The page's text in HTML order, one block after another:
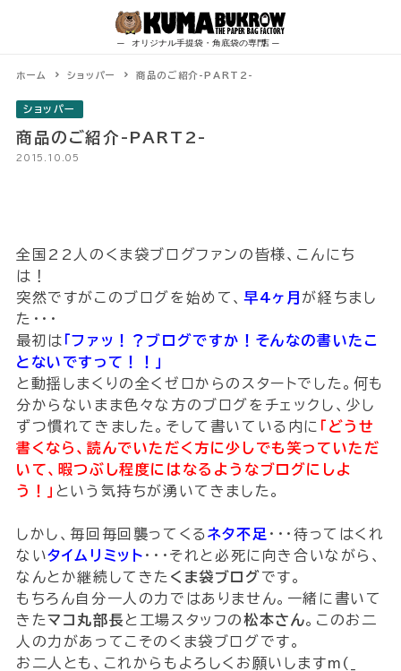
ホーム ショッパー 商品のご紹介-PART2-
ショッパー
商品のご紹介-PART2-
2015.10.05
全国22人のくま袋ブログファンの皆様、こんにち
は！
突然ですがこのブログを始めて、 早4ヶ月 が経ちまし
た・・・
最初は
｢ファッ！？ブログですか！そんなの書いたこ
とないですって！！｣
と動揺しまくりの全くゼロからのスタートでした。何も
分からないまま色々な方のブログをチェックし、少し
ずつ慣れてきました。そして書いている内に
｢どうせ
書くなら、読んでいただく方に少しでも笑っていただ
いて、暇つぶし程度にはなるようなブログにしよ
う！｣ という気持ちが湧いてきました。
しかし、毎回毎回襲ってくる ネタ不足 ・・・待ってはくれ
ないタイムリミット ・・・それと必死に向き合いながら、
なんとか継続してきた くま袋ブログです。
もちろん自分一人の力ではありません。一緒に書いて
きたマコ丸部長と工場スタッフの松本さん。このお二
人の力があってこそのくま袋ブログです。
お二人とも、これからもよろしくお願いしますm(_